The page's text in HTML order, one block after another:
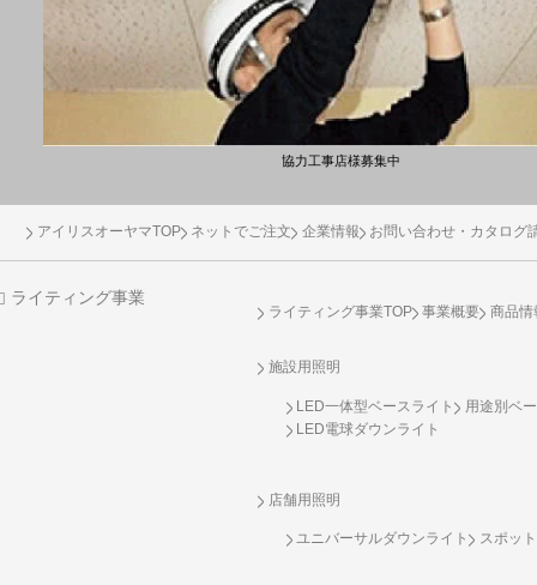
協力工事店様募集中
アイリスオーヤマTOP ネットでご注文 企業情報 お問い合わせ・カタログ
ライティング事業
ライティング事業TOP 事業概要 商品情
施設用照明
LED一体型ベースライト
用途別ベ
LED電球ダウンライト
店舗用照明
ユニバーサルダウンライト スポッ